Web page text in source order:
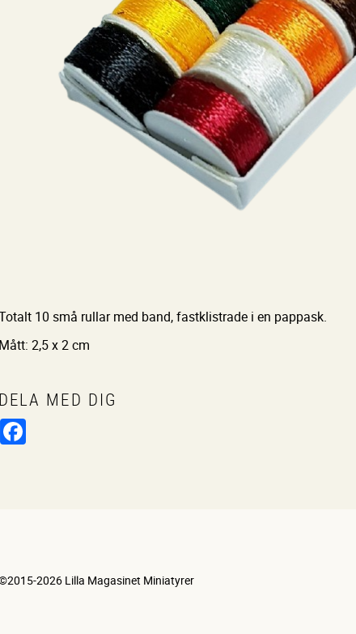
10 små rullar med band, fastklistrade i en pappask.
Mått: 2,5 x 2 cm
DELA MED DIG
2026 Lilla Magasinet Miniatyrer